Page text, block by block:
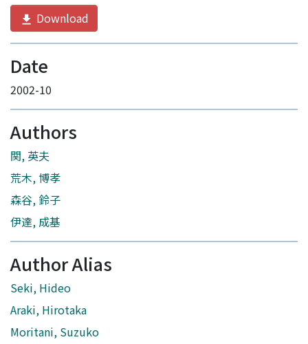
Download
Date
2002-10
Authors
関, 英夫
荒木, 博孝
森谷, 鈴子
伊達, 成基
Author Alias
Seki, Hideo
Araki, Hirotaka
Moritani, Suzuko